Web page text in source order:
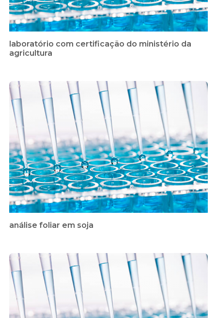
laboratório com certificação do ministério da
agricultura
análise foliar em soja